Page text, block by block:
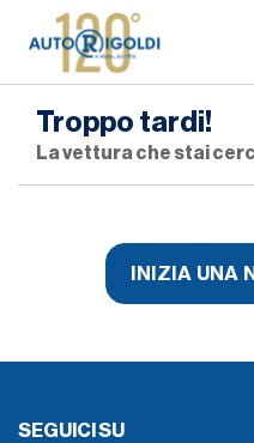
Troppo tardi!
La vettura che stai
INIZIA UNA
SEGUICI SU